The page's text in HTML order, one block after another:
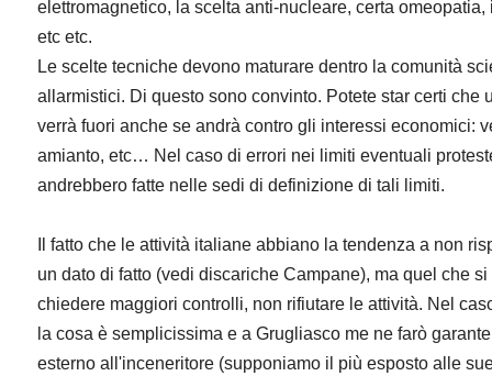
elettromagnetico, la scelta anti-nucleare, certa
etc etc.
Le scelte tecniche devono maturare dentro la comunità
allarmistici. Di questo sono convinto. Potete star certi che
verrà fuori anche se andrà contro gli interessi economici:
amianto, etc… Nel caso di errori nei limiti eventuali
andrebbero fatte nelle sedi di definizione di tali limiti.
Il fatto che le attività italiane abbiano la tendenza a non
un dato di fatto (vedi discariche Campane), ma quel che
chiedere maggiori controlli, non rifiutare le attività. Nel
la cosa è semplicissima e a Grugliasco me ne farò
esterno all'inceneritore (supponiamo il più esposto alle